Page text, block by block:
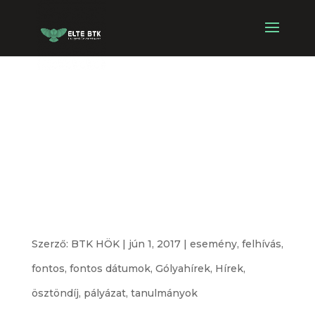
Szerző: BTK HÖK| jún 1, 2017| esemény, felhívás,
fontos, fontos dátumok, Gólyahírek, Hírek,
ösztöndíj, pályázat, tanulmányok